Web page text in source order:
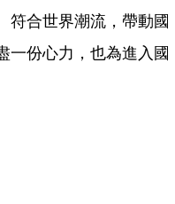
符合世界潮流，帶動國
一份心力，也為進入國